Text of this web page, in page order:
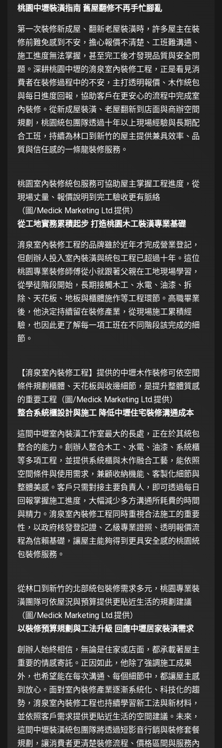
桃園中壢裝潢指南 舊屋翻修不再手忙腳亂
第一次裝修新成屋、翻新老屋裝潢時，許多屋主在裝
修前難免感到不安，擔心報價不清楚、工班難溝通、
施工進度無法掌握，甚至完工後才發現品質與安全問
題。深耕桃園中壢的淯泉室內裝修工程，正是看見消
費者在裝修過程中的不安，主打透明報價、木作統包
與每日進度回報，協助客戶在更安心的流程中完成室
內裝修。從新成屋裝潢、老屋翻新到店面與商辦空間
規劃，桃園統包團隊透過十年以上現場經驗與長期配
合工班，持續為林口到新竹的屋主提供兼具效率、品
質與信任感的一條龍裝修服務。
桃園室內裝修統包服務可協助屋主掌握工程進度，從
現場丈量、報價說明到完工驗收更有脈絡
（圖/Medick Marketing Ltd.提供）
從工地實務累積起步 打造桃園木工裝潢專業基礎
淯泉室內裝修工程的品牌雖於近年才完成營業登記，
但創辦人投入室內裝潢與統包工程已超過十年。這位
桃園專業裝修師傅從小就跟著父親在工地現場學習，
從學徒階段開始，長期接觸木工、水電、油漆、拆
除、天花板、地板與櫃體施作等工程環節。高職畢業
後，他決定持續留在裝修產業，從現場施工累積經
驗，也因此更了解每一項工班在不同階段該完成的細
節。
【淯泉室內裝修工程】提供的中壢木作裝修可依空間
條件規劃櫃體、天花板與收邊細節，是提升整體質感
的重要工程（圖/Medick Marketing Ltd.提供）
整合系統櫃設計與施工 降低中壢住宅裝修溝通成本
這間中壢室內裝潢工作室最大的長處，正在於其統包
整合的能力。創辦人整合木工、水電、油漆、系統櫃
等多項工程，並提供系統櫃與木作融合工藝，能依照
空間條件與使用需求，兼顧收納機能、客製化細節與
整體美感。客戶只需對接主要負責人，即可透過每日
回報掌握施工進度，大幅減少多方溝通所耗費的時間
與精力。淯泉室內裝修工程同時重視合法施工的重要
性，以政府核發登記證、乙級專業證照、透明報價流
程為信賴基礎，讓屋主能夠得到更具安全感的桃園統
包裝修服務。
從林口到新竹的北部統包裝修需求多元，桃園專業裝
潢團隊可依屋況與預算提供更貼近生活的規劃建議
（圖/Medick Marketing Ltd.提供）
以裝修預算規劃與工法升級 回應中壢居家裝潢需求
創辦人始終相信，無論是住家或店面，都承載著屋主
重要的情感寄託。正因如此，他除了強調施工成果
外，也希望能在每次溝通、每個細節中，都讓屋主感
到放心。面對室內裝修產業逐漸系統化、科技化的趨
勢，淯泉室內裝修工程也持續學習新工法與新材料，
並依照客戶需求提供更貼近生活的空間建議。未來，
這間中壢裝潢統包團隊將透過短影音行銷與裝修套餐
規劃，讓消費者更清楚裝修流程、價格區間與服務內